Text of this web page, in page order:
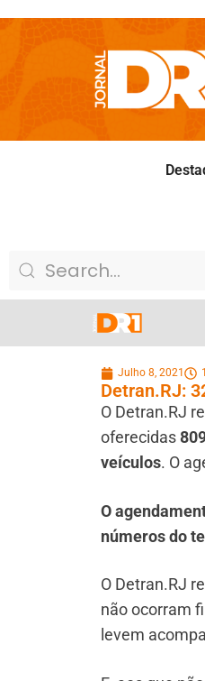
Julho 8, 2021
Detran.RJ:
O Detran.RJ
oferecidas
veículos. O
O
números do
O Detran.RJ
não ocorram
levem